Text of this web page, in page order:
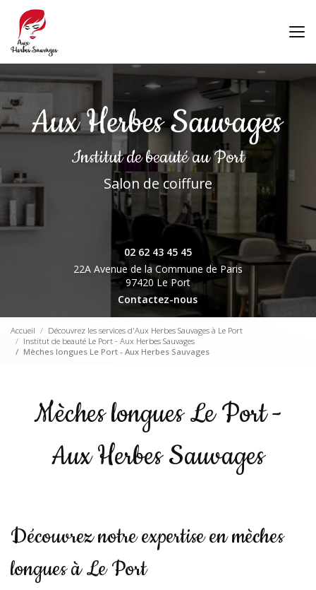
contenu
principal
Institut de beautéau Port
Salon de coiffure
02 62 43 45 45
22A Avenue de la Commune de Paris
97420 Le Port
Contactez-nous
Accueil
Découvrez les services d'Aux Herbes Sauvages à Le Port
Institut de beauté Le Port - Aux Herbes Sauvages
Mèches longues Le Port - Aux Herbes Sauvages
Mèches longues Le Port -
Aux Herbes Sauvages
Découvrez notre expertise en mèches
longues à Le Port